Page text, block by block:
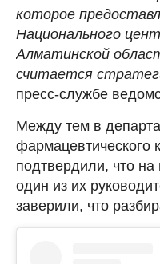
которое
Национального
Алматинской
считается
пресс-службе
Между тем в
фармацевтического
подтвердили, что на
один из их
заверили, что